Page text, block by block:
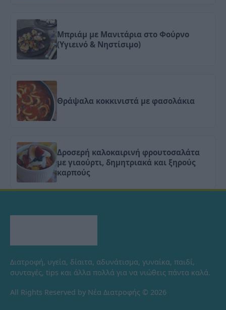
Μπριάμ με Μανιτάρια στο Φούρνο
(Υγιεινό & Νηστίσιμο)
Θράψαλα κοκκινιστά με φασολάκια
Δροσερή καλοκαιρινή φρουτοσαλάτα
με γιαούρτι, δημητριακά και ξηρούς
καρπούς
Διατροφή, υγεία, δίαιτα, αδυνάτισμα, γυναίκα, παιδί,
συνταγές, tips και άλλα πολλά για να νιώθεις πάντα καλά.
All Rights Reserved by Νέα Διατροφής © 2026